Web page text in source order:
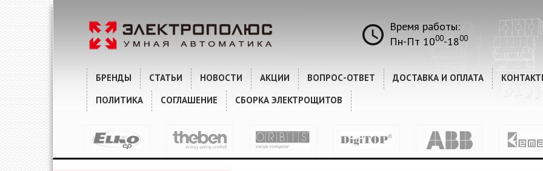
Время работы:
Пн-Пт 1000-1800
БРЕНДЫ СТАТЬИ НОВОСТИ АКЦИИ ВОПРОС-ОТВЕТ ДОСТАВКА И ОПЛАТА
ПОЛИТИКА
СОГЛАШЕНИЕ СБОРКА ЭЛЕКТРОЩИТОВ